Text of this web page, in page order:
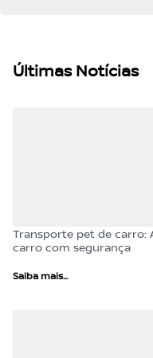
Últimas Notícias
Transporte pet de carro:
carro com segurança
Saiba mais...